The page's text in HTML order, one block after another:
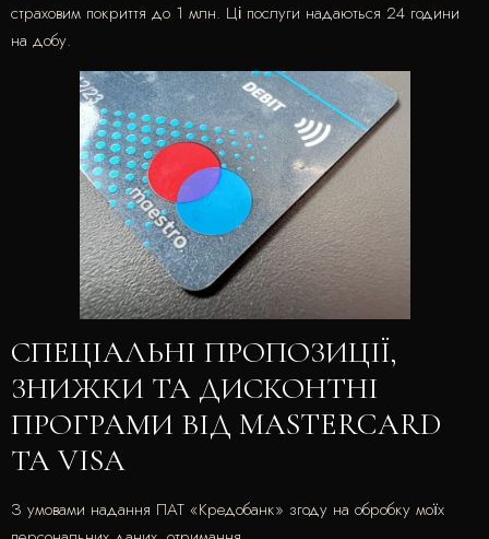
страховим покриття до 1 млн. Ці послуги надаються 24 години
на добу.
СПЕЦІАЛЬНІ ПРОПОЗИЦІЇ,
ЗНИЖКИ ТА ДИСКОНТНІ
ПРОГРАМИ ВІД MASTERCARD
ТА VISA
З умовами надання ПАТ «Кредобанк» згоду на обробку моїх